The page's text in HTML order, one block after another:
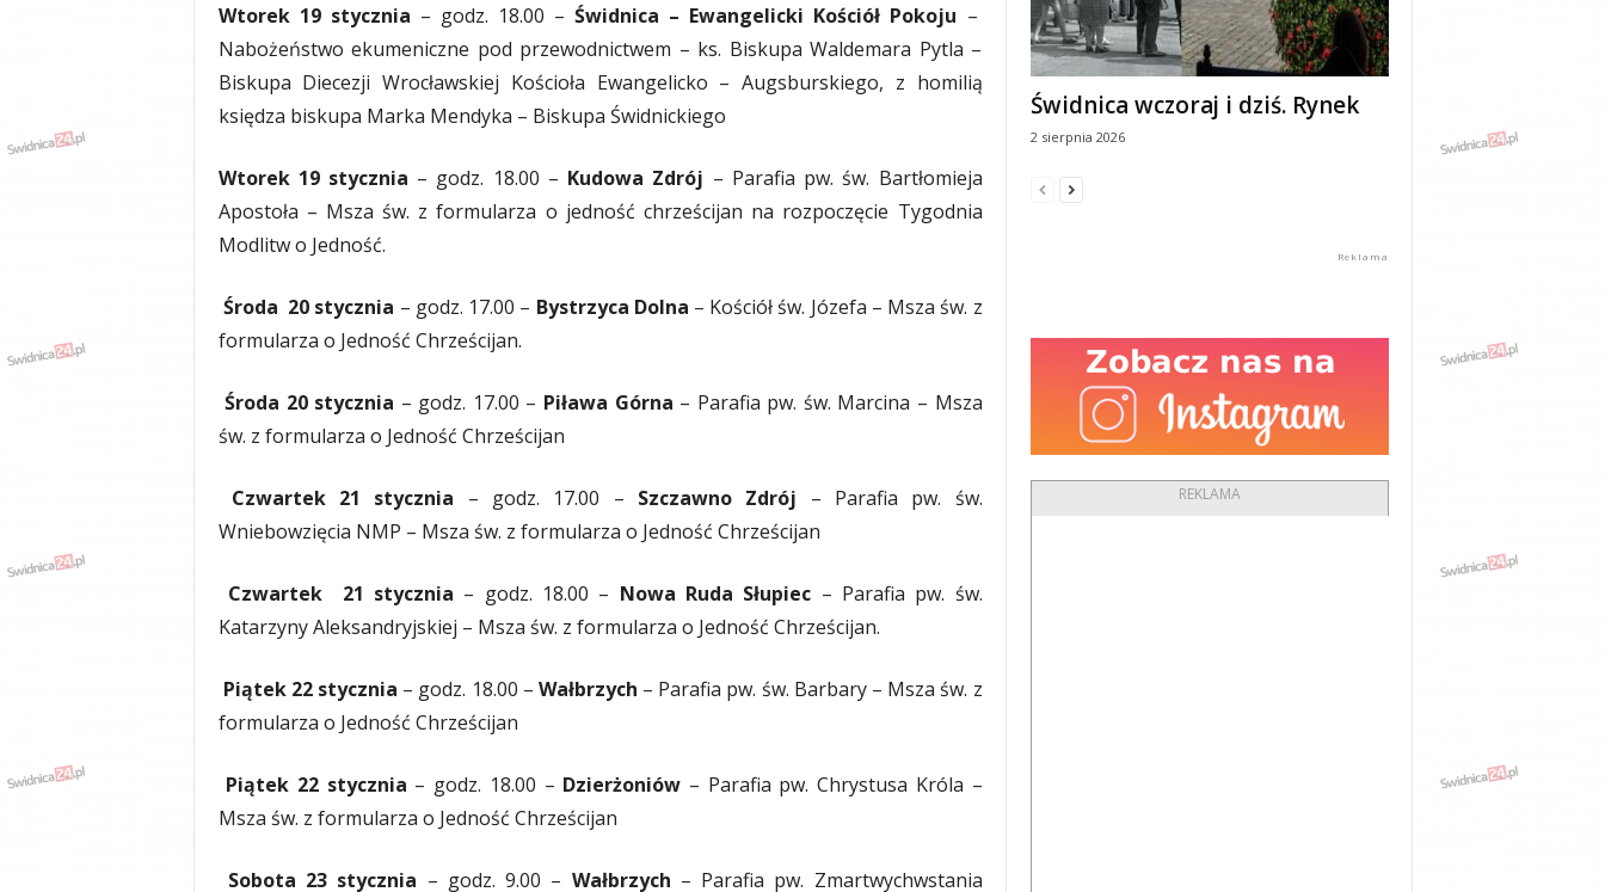
Wtorek 19 stycznia – godz. 18.00 –Świdnica – Ewangelicki Kościół Pokoju –
Nabożeństwo ekumeniczne pod przewodnictwem – ks. Biskupa Waldemara Pytla –
Biskupa Diecezji Wrocławskiej Kościoła Ewangelicko – Augsburskiego, z homilią
księdza biskupa Marka Mendyka – Biskupa Świdnickiego
Wtorek 19 stycznia – godz. 18.00 – Kudowa Zdrój – Parafia pw. św. Bartłomieja
Apostoła – Msza św. z formularza o jedność chrześcijan na rozpoczęcie Tygodnia
Modlitw o Jedność.
Środa 20 stycznia – godz. 17.00 – Bystrzyca Dolna – Kościół św. Józefa – Msza św. z
formularza o Jedność Chrześcijan.
Środa 20 stycznia – godz. 17.00 – Piława Górna – Parafia pw. św. Marcina – Msza
św. z formularza o Jedność Chrześcijan
Czwartek 21 stycznia – godz. 17.00 – Szczawno Zdrój – Parafia pw. św.
Wniebowzięcia NMP – Msza św. z formularza o Jedność Chrześcijan
Czwartek 21 stycznia – godz. 18.00 – Nowa Ruda Słupiec – Parafia pw. św.
Katarzyny Aleksandryjskiej – Msza św. z formularza o Jedność Chrześcijan.
Piątek 22 stycznia – godz. 18.00 – Wałbrzych – Parafia pw. św. Barbary – Msza św. z
formularza o Jedność Chrześcijan
Piątek 22 stycznia – godz. 18.00 – Dzierżoniów – Parafia pw. Chrystusa Króla –
Msza św. z formularza o Jedność Chrześcijan
Sobota 23 stycznia – godz. 9.00 – Wałbrzych – Parafia pw. Zmartwychwstania
Świdnica wczoraj i dziś. Rynek
2 sierpnia 2026
REKLAMA